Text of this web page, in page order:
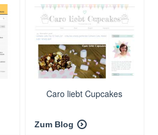
Caro liebt Cupcakes
Zum Blog